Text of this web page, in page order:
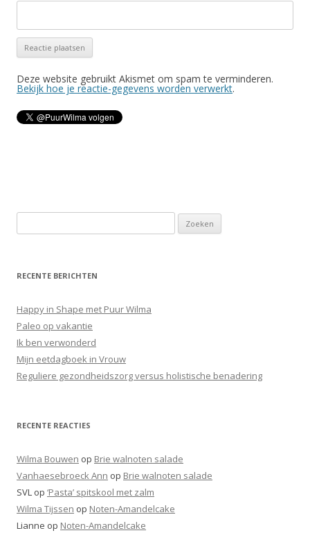
Deze website gebruikt Akismet om spam te verminderen.
Bekijk hoe je reactie-gegevens worden verwerkt.
o
k
n
n
a
a
r
RECENTE BERICHTEN
Happy in Shape met Puur Wilma
Paleo op vakantie
Ik ben verwonderd
Mijn eetdagboek in Vrouw
Reguliere gezondheidszorg versus holistische benadering
RECENTE REACTIES
Wilma Bouwen op Brie walnoten salade
Vanhaesebroeck Ann op Brie walnoten salade
SVL op ‘Pasta’ spitskool met zalm
Wilma Tijssen op Noten-Amandelcake
Lianne op Noten-Amandelcake